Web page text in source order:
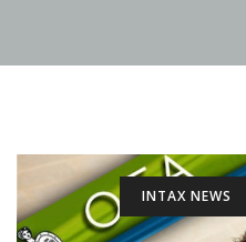
INTAX NEWS